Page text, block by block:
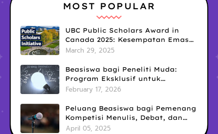
MOST POPULAR
UBC Public Scholars Award in
Canada 2025: Kesempatan Emas
untuk Meraih Pendanaan
March 29, 2025
Beasiswa bagi Peneliti Muda:
Program Eksklusif untuk
Menunjang Karier Akademik
February 17, 2026
Peluang Beasiswa bagi Pemenang
Kompetisi Menulis, Debat, dan
Public Speaking: Kesempatan
April 05, 2025